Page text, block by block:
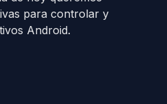
para controlar y
Android.